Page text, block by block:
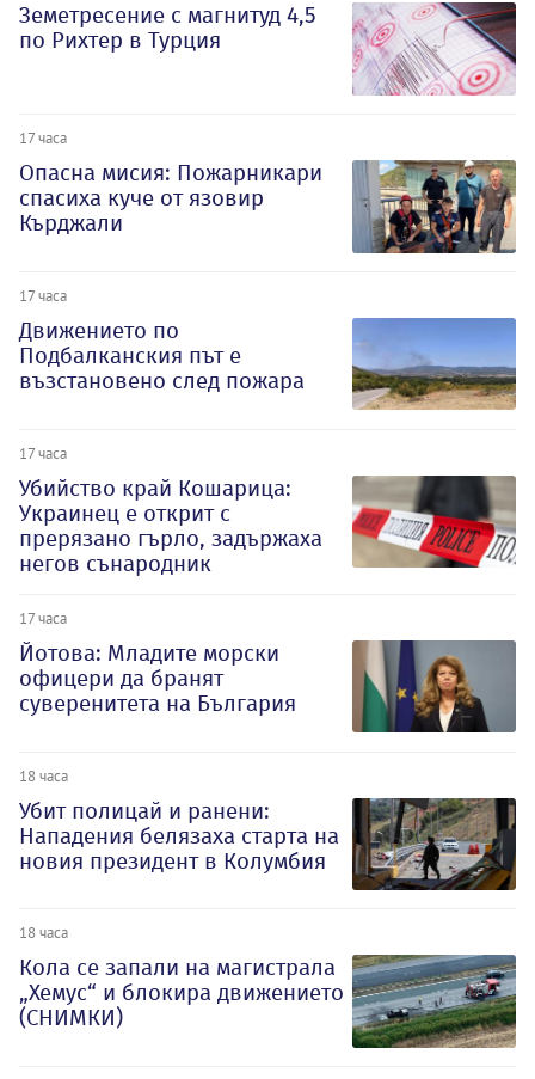
Земетресение с магнитуд 4,5
по Рихтер в Турция
17 часа
Опасна мисия: Пожарникари
спасиха куче от язовир
Кърджали
17 часа
Движението по
Подбалканския път е
възстановено след пожара
17 часа
Убийство край Кошарица:
Украинец е открит с
прерязано гърло, задържаха
негов сънародник
17 часа
Йотова: Младите морски
офицери да бранят
суверенитета на България
18 часа
Убит полицай и ранени:
Нападения белязаха старта на
новия президент в Колумбия
18 часа
Кола се запали на магистрала
„Хемус“ и блокира движението
(СНИМКИ)